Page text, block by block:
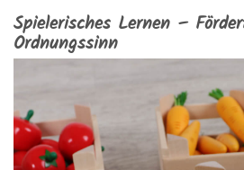
Spielerisches Lernen –
Ordnungssinn